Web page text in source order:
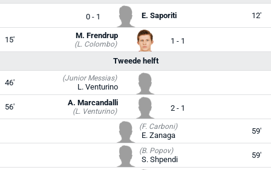
0 - 1 E. Saporiti 12'
15' (L. Colombo)
M. Frendrup
1 - 1
Tweede helft
46' (Junior Messias)
L. Venturino
56' (L. Venturino)
A. Marcandalli
2 - 1
(F. Carboni)
E. Zanaga 59'
(B. Popov)
S. Shpendi 59'